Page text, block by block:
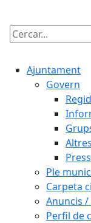
Cercar:
Ajuntament
Govern
Ple
Carpeta
Anuncis /
Perfil de